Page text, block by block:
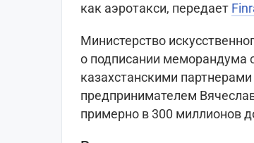
как аэротакси, передает
Министерство
о подписании меморандума
казахстанскими
предпринимателем
примерно в 300 миллионов